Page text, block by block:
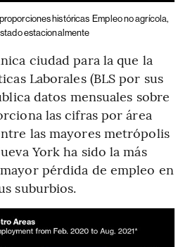
históricas Empleo no agrícola,
estacionalmente
ciudad para la que la
Laborales (BLS por sus
datos mensuales sobre
las cifras por área
las mayores metrópolis
York ha sido la más
pérdida de empleo en
suburbios.